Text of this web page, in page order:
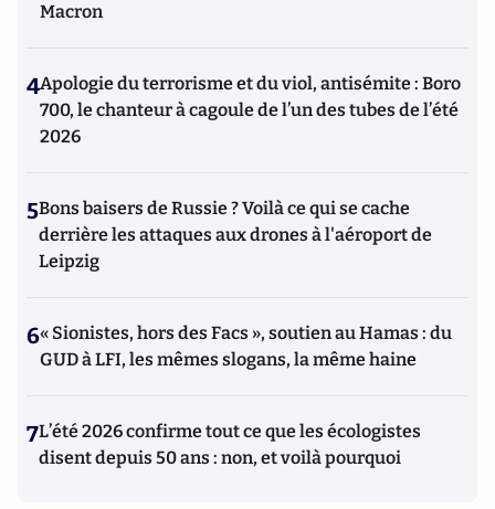
Macron
4Apologie du terrorisme et du viol, antisémite : Boro
700, le chanteur à cagoule de l’un des tubes de l’été
2026
5Bons baisers de Russie ? Voilà ce qui se cache
derrière les attaques aux drones à l'aéroport de
Leipzig
6« Sionistes, hors des Facs », soutien au Hamas : du
GUD à LFI, les mêmes slogans, la même haine
7L’été 2026 confirme tout ce que les écologistes
disent depuis 50 ans : non, et voilà pourquoi